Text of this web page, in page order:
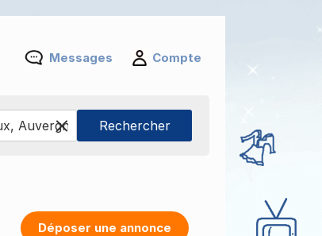
Messages Compte
Déposer une annonce